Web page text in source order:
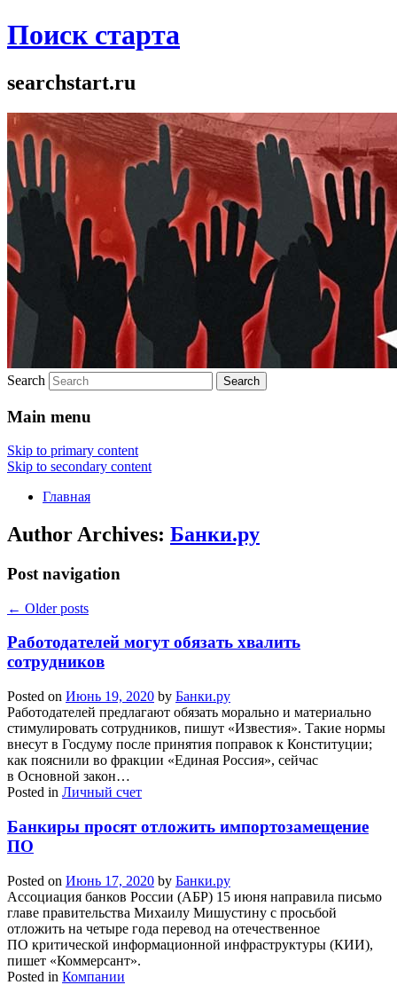
Поиск старта
searchstart.ru
Search
Main menu
Skip to primary content
Skip to secondary content
Главная
Author Archives: Банки.ру
Post navigation
← Older posts
Работодателей могут обязать хвалить
сотрудников
Posted on Июнь 19, 2020 by Банки.ру
Работодателей предлагают обязать морально и материально
стимулировать сотрудников, пишут «Известия». Такие нормы
внесут в Госдуму после принятия поправок к Конституции;
как пояснили во фракции «Единая Россия», сейчас
в Основной закон…
Posted in Личный счет
Банкиры просят отложить импортозамещение
ПО
Posted on Июнь 17, 2020 by Банки.ру
Ассоциация банков России (АБР) 15 июня направила письмо
главе правительства Михаилу Мишустину с просьбой
отложить на четыре года перевод на отечественное
ПО критической информационной инфраструктуры (КИИ),
пишет «Коммерсант».
Posted in Компании